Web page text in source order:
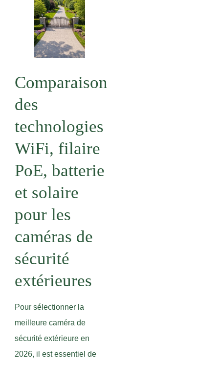
Comparaison
des
technologies
WiFi, filaire
PoE, batterie
et solaire
pour les
caméras de
sécurité
extérieures
Pour sélectionner la
meilleure caméra de
sécurité extérieure en
2026, il est essentiel de